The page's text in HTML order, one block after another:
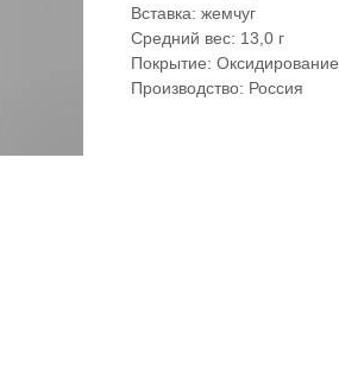
Вставка: жемчуг
Средний вес: 13,0 г
Покрытие: Оксидирование
Производство: Россия